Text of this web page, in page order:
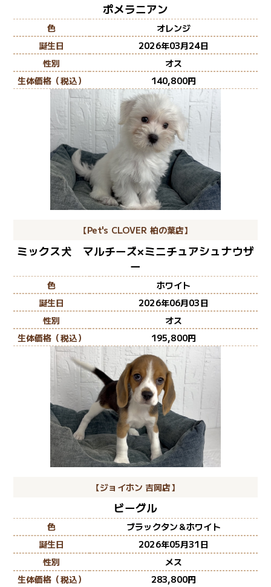
ポメラニアン
色
オレンジ
誕生日
2026年03月24日
性別
オス
生体価格（税込）
140,800
【Pet's CLOVER 柏の葉店】
ミックス犬 マルチーズ×ミニチュアシュナウザ
ー
色
ホワイト
誕生日
2026年06月03日
性別
オス
生体価格（税込）
195,800
【ジョイホン 吉岡店】
ビーグル
色
ブラックタン＆ホワイト
誕生日
2026年05月31日
性別
メス
生体価格（税込）
283,800